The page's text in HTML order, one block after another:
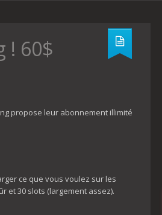
! 60$
propose leur abonnement illimité
ce que vous voulez sur les
et 30 slots (largement assez).